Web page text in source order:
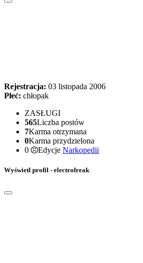
Rejestracja: 03 listopada 2006
Płeć: chłopak
ZASŁUGI
565Liczba postów
7Karma otrzymana
0Karma przydzielona
0
Edycje Narkopedii
Wyświetl profil - electrofreak